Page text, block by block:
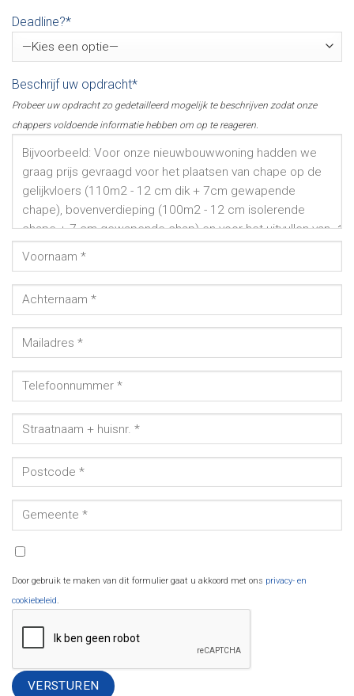
Deadline?*
Beschrijf uw opdracht*
Probeer uw opdracht zo gedetailleerd mogelijk te beschrijven zodat onze
chappers voldoende informatie hebben om op te reageren.
Door gebruik te maken van dit formulier gaat u akkoord met ons privacy- en
cookiebeleid.